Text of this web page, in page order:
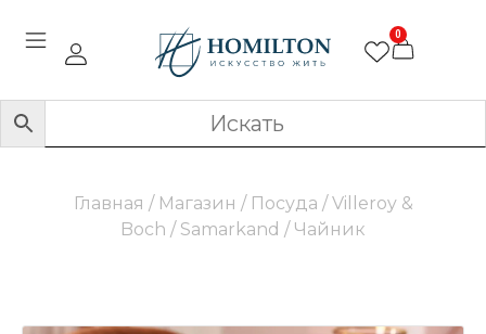
0
Главная / Магазин / Посуда / Villeroy &
Boch / Samarkand / Чайник